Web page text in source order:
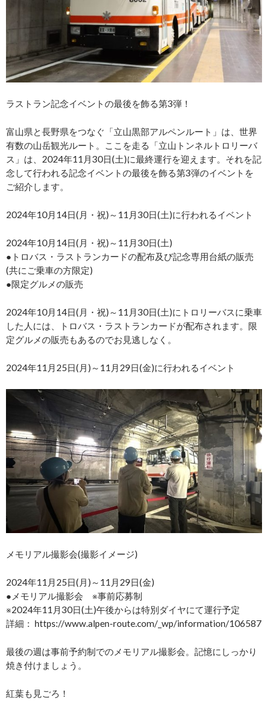
ラストラン記念イベントの最後を飾る第3弾！
富山県と長野県をつなぐ「立山黒部アルペンルート」は、世界
有数の山岳観光ルート。ここを走る「立山トンネルトロリーバ
ス」は、2024年11月30日(土)に最終運行を迎えます。それを記
念して行われる記念イベントの最後を飾る第3弾のイベントを
ご紹介します。
2024年10月14日(月・祝)～11月30日(土)に行われるイベント
2024年10月14日(月・祝)～11月30日(土)
●トロバス・ラストランカードの配布及び記念専用台紙の販売
(共にご乗車の方限定)
●限定グルメの販売
2024年10月14日(月・祝)～11月30日(土)にトロリーバスに乗車
した人には、トロバス・ラストランカードが配布されます。限
定グルメの販売もあるのでお見逃しなく。
2024年11月25日(月)～11月29日(金)に行われるイベント
メモリアル撮影会(撮影イメージ)
2024年11月25日(月)～11月29日(金)
●メモリアル撮影会 ※事前応募制
※2024年11月30日(土)午後からは特別ダイヤにて運行予定
詳細： https://www.alpen-route.com/_wp/information/106587
最後の週は事前予約制でのメモリアル撮影会。記憶にしっかり
焼き付けましょう。
紅葉も見ごろ！